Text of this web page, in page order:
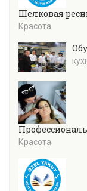
Шелковая
Красота
Красота